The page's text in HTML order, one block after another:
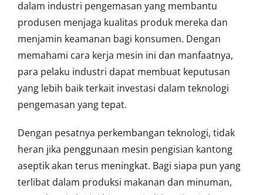
dalam industri pengemasan yang membantu
produsen menjaga kualitas produk mereka dan
menjamin keamanan bagi konsumen. Dengan
memahami cara kerja mesin ini dan manfaatnya,
para pelaku industri dapat membuat keputusan
yang lebih baik terkait investasi dalam teknologi
pengemasan yang tepat.
Dengan pesatnya perkembangan teknologi, tidak
heran jika penggunaan mesin pengisian kantong
aseptik akan terus meningkat. Bagi siapa pun yang
terlibat dalam produksi makanan dan minuman,